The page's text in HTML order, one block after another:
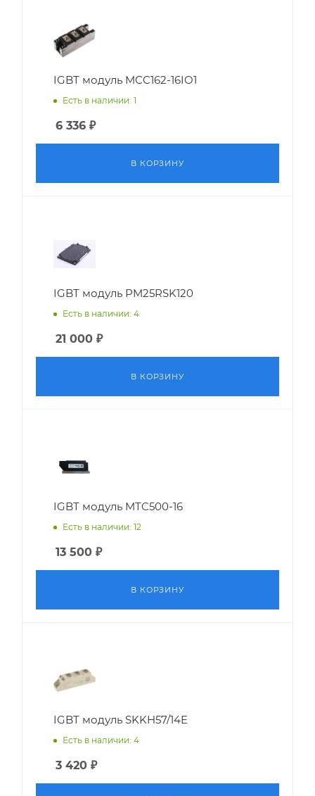
IGBT модуль MCC162-16IO1
Есть в наличии: 1
6 336 ₽
В КОРЗИНУ
IGBT модуль PM25RSK120
Есть в наличии: 4
21 000 ₽
В КОРЗИНУ
IGBT модуль MTC500-16
Есть в наличии: 12
13 500 ₽
В КОРЗИНУ
IGBT модуль SKKH57/14E
Есть в наличии: 4
3 420 ₽